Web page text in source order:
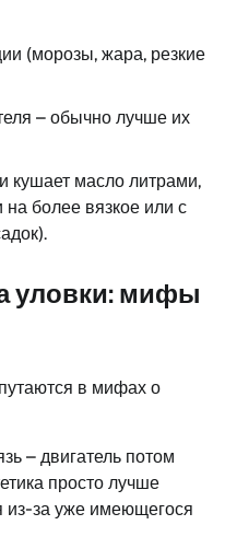
(морозы, жара, резкие
– обычно лучше их
кушает масло литрами,
более вязкое или с
уловки: мифы
в мифах о
– двигатель потом
просто лучше
из-за уже имеющегося